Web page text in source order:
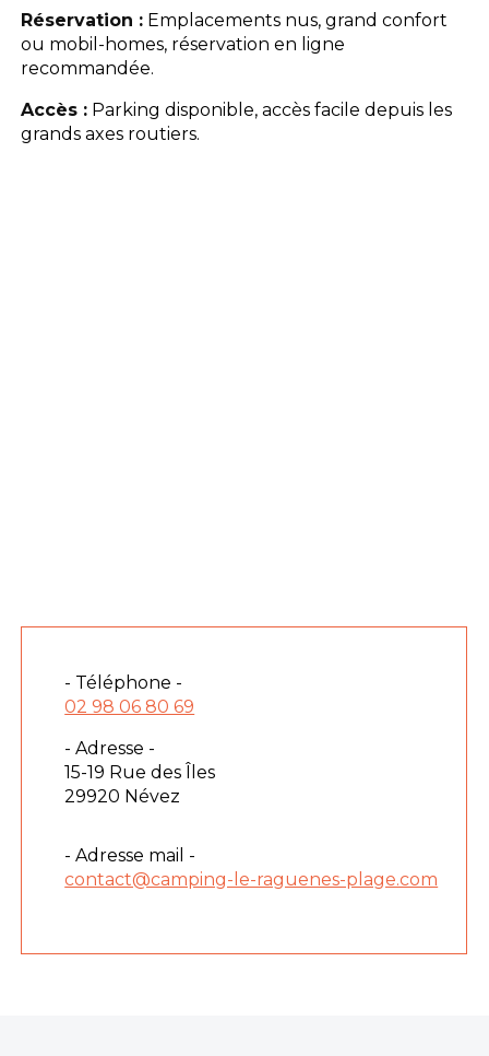
Réservation : Emplacements nus, grand confort
ou mobil-homes, réservation en ligne
recommandée.
Accès : Parking disponible, accès facile depuis les
grands axes routiers.
- Téléphone -
02 98 06 80 69
- Adresse -
15-19 Rue des Îles
29920 Névez
- Adresse mail -
contact@camping-le-raguenes-plage.com